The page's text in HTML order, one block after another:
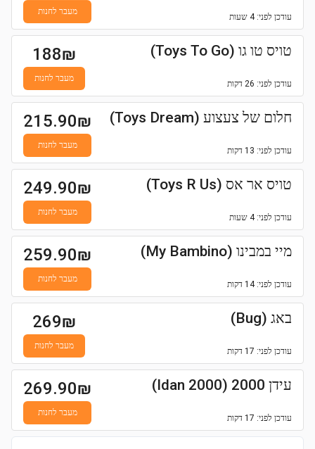
עודכן לפני: 4 שעות
מעבר לחנות
טויס טו גו (Toys To Go)
עודכן לפני: 26 דקות
188₪
מעבר לחנות
חלום של צעצוע (Toys Dream)
עודכן לפני: 13 דקות
215.90₪
מעבר לחנות
טויס אר אס (Toys R Us)
עודכן לפני: 4 שעות
249.90₪
מעבר לחנות
מיי במבינו (My Bambino)
עודכן לפני: 14 דקות
259.90₪
מעבר לחנות
באג (Bug)
עודכן לפני: 17 דקות
269₪
מעבר לחנות
עידן 2000 (Idan 2000)
עודכן לפני: 17 דקות
269.90₪
מעבר לחנות